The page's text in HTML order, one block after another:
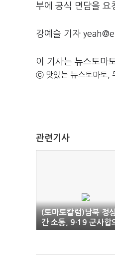
부에 공식 면담을 요
강예슬 기자
이 기사는 뉴스토마
ⓒ 맛있는 뉴스토마토,
관련기사
(토마토칼럼)남북 정
간 소통, 9·19 군사합
복원으로